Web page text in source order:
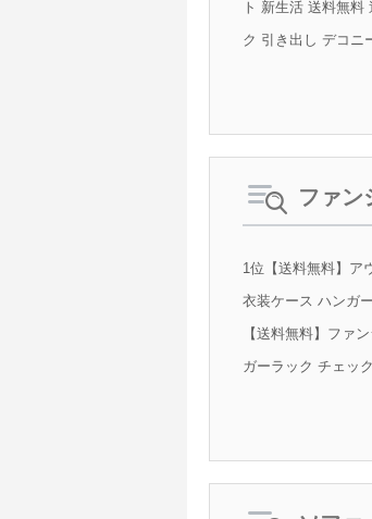
ト 新生活 送料無
ク 引き出し デコニ
ファン
1位【送料無料】ア
衣装ケース ハンガ
【送料無料】ファ
ガーラック チェッ